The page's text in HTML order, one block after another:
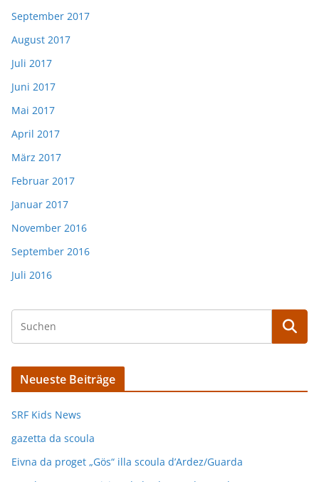
September 2017
August 2017
Juli 2017
Juni 2017
Mai 2017
April 2017
März 2017
Februar 2017
Januar 2017
November 2016
September 2016
Juli 2016
Neueste Beiträge
SRF Kids News
gazetta da scoula
Eivna da proget „Gös“ illa scoula d’Ardez/Guarda